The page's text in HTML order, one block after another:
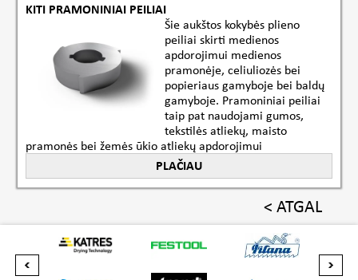
KITI PRAMONINIAI PEILIAI
Šie aukštos kokybės plieno
peiliai skirti medienos
apdorojimui medienos
pramonėje, celiuliozės bei
popieriaus gamyboje bei baldų
gamyboje. Pramoniniai peiliai
taip pat naudojami gumos,
tekstilės atliekų, maisto
pramonės bei žemės ūkio atliekų apdorojimui
PLAČIAU
< ATGAL